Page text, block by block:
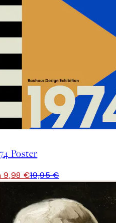
Poster
9,98 €19,95 €